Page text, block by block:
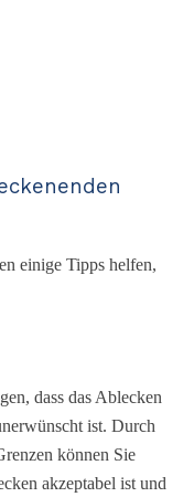
einige Tipps helfen,
dass das Ablecken
ist. Durch
können Sie
akzeptabel ist und